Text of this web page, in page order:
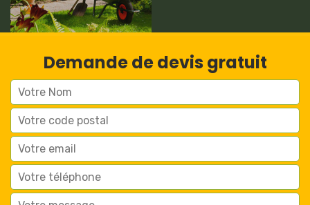
Demande de devis gratuit